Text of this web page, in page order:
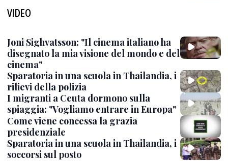
VIDEO
Joni Sighvatsson: "Il cinema italiano ha
disegnato la mia visione del mondo e del
cinema"
Sparatoria in una scuola in Thailandia, i
rilievi della polizia
I migranti a Ceuta dormono sulla
spiaggia: "Vogliamo entrare in Europa"
Come viene concessa la grazia
presidenziale
Sparatoria in una scuola in Thailandia, i
soccorsi sul posto